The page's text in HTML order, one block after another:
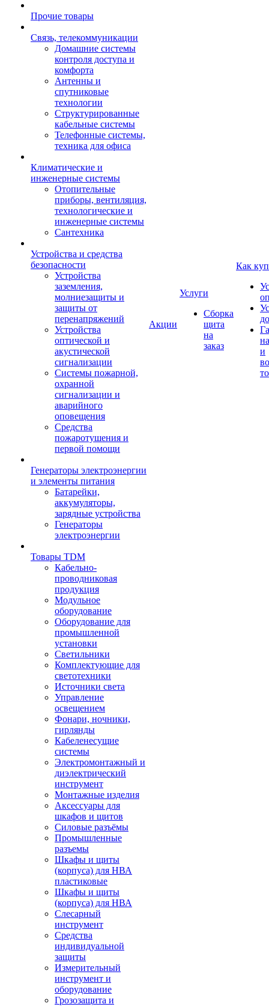
Прочие товары
Связь, телекоммуникации
Домашние системы
контроля доступа и
комфорта
Антенны и
спутниковые
технологии
Структурированные
кабельные системы
Телефонные системы,
техника для офиса
Климатические и
инженерные системы
Отопительные
приборы, вентиляция,
технологические и
инженерные системы
Сантехника
Устройства и средства
безопасности
Устройства
заземления,
молниезащиты и
защиты от
перенапряжений
Устройства
оптической и
акустической
сигнализации
Системы пожарной,
охранной
сигнализации и
аварийного
оповещения
Средства
пожаротушения и
первой помощи
Генераторы электроэнергии
и элементы питания
Батарейки,
аккумуляторы,
зарядные устройства
Генераторы
электроэнергии
Товары TDM
Кабельно-
проводниковая
продукция
Модульное
оборудование
Оборудование для
промышленной
установки
Светильники
Комплектующие для
светотехники
Источники света
Управление
освещением
Фонари, ночники,
гирлянды
Кабеленесущие
системы
Электромонтажный и
диэлектрический
инструмент
Монтажные изделия
Аксессуары для
шкафов и щитов
Силовые разъёмы
Промышленные
разъемы
Шкафы и щиты
(корпуса) для НВА
пластиковые
Шкафы и щиты
(корпуса) для НВА
Слесарный
инструмент
Средства
индивидуальной
защиты
Измерительный
инструмент и
оборудование
Грозозащита и
Акции
Услуги
Сборка
щита
на
заказ
Как
и